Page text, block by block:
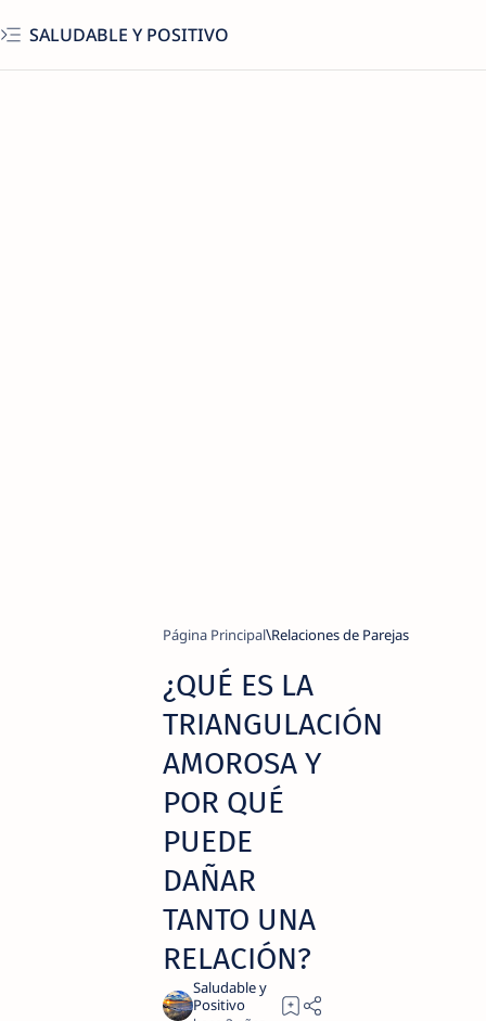
SALUDABLE Y POSITIVO
Página Principal Relaciones de Parejas
¿QUÉ ES LA
TRIANGULACIÓN
AMOROSA Y
POR QUÉ
PUEDE
DAÑAR
TANTO UNA
RELACIÓN?